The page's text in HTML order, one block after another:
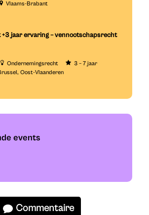
Vlaams-Brabant
+3 jaar ervaring – vennootschapsrecht
Ondernemingsrecht
3 – 7 jaar
Oost-Vlaanderen
events
Commentaire